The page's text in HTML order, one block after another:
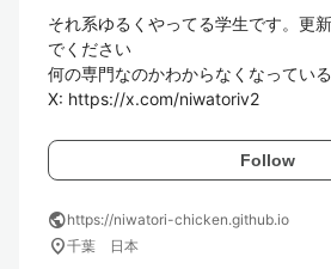
それ系ゆるくやってる学生です。更
でください
何の専門なのかわからなくなっている
X: https://x.com/niwatoriv2
Follow
publichttps://niwatori-chicken.github.io
location_on千葉 日本